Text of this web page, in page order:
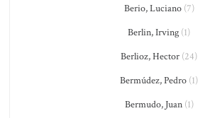
Berio, Luciano(7)
Berlin, Irving (1)
Berlioz, Hector (24)
Bermúdez, Pedro (1)
Bermudo, Juan(1)